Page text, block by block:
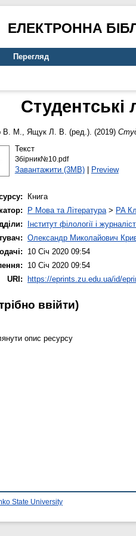
ЕЛЕКТРОННА
Перегляд
Студентські
В. М., Ящук Л. В. (ред.). (2019)
Текст
Збірник№10.pdf
Завантажити (3MB)| Preview
Книга
P Мова та Література> PA
Інститут філології і
Олександр Миколайович
10 Січ 2020 09:54
10 Січ 2020 09:54
URI:
https://eprints.zu.edu.ua/id/
ввійти)
опис ресурсу
State University